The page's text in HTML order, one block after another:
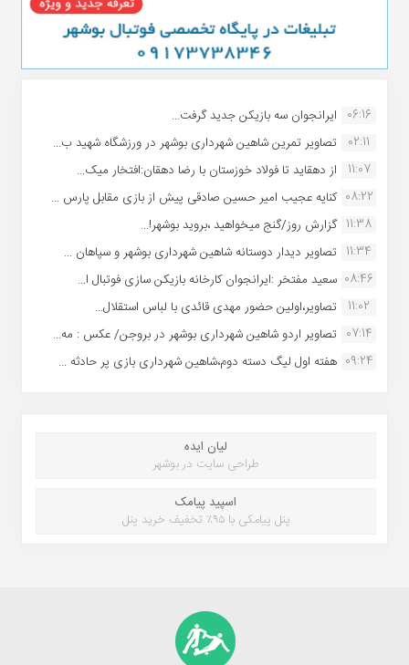
06:16 ایرانجوان سه بازیکن جدید گرفت...
02:11
تصاویر تمرین شاهین شهردارى بوشهر در ورزشگاه شهید ب...
11:07
از دهقاید تا فولاد خوزستان با رضا دهقان:افتخار میک...
08:22 کنایه عجیب امیر حسین صادقی پیش از بازی مقابل پارس ...
11:38 گزارش روز/گنج میخواهید ،بروید بوشهر!...
11:34 تصاویر دیدار دوستانه شاهین شهردارى بوشهر و سپاهان ...
08:46 سعید مفتخر :ایرانجوان کارخانه بازیکن سازی فوتبال ا...
11:02
تصاویر،اولین حضور مهدی قائدی با لباس استقلال...
07:14 تصاویر اردو شاهین شهرداری بوشهر در بروجن/ عکس : مه...
09:24 هفته اول لیگ دسته دوم،شاهین شهرداری بازی پر حادثه ...
لیان ایده
طراحی سایت در بوشهر
اسپید پیامک
پنل پیامکی با ۹۵٪ تخفیف خرید پنل